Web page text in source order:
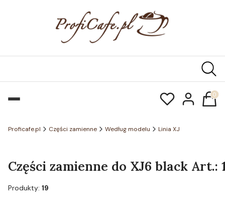
Proficafe.pl Części zamienne Według modelu Linia XJ
Części zamienne do XJ6 black Art.:
Produkty: 19